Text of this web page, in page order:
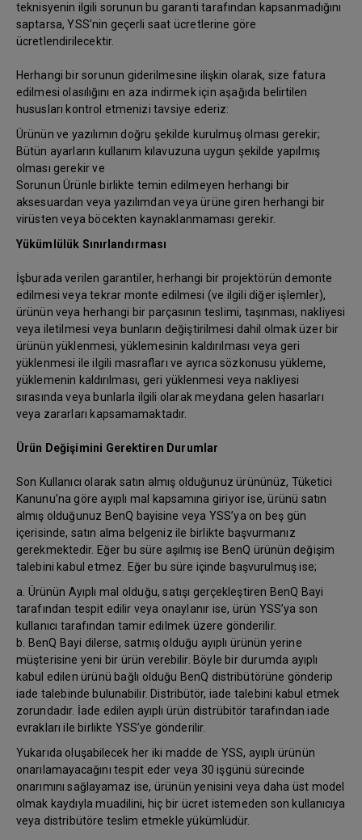
teknisyenin ilgili sorunun bu garanti tarafından kapsanmadığını
saptarsa, YSS’nin geçerli saat ücretlerine göre
ücretlendirilecektir.
Herhangi bir sorunun giderilmesine ilişkin olarak, size fatura
edilmesi olasılığını en aza indirmek için aşağıda belirtilen
hususları kontrol etmenizi tavsiye ederiz:
Ürünün ve yazılımın doğru şekilde kurulmuş olması gerekir;
Bütün ayarların kullanım kılavuzuna uygun şekilde yapılmış
olması gerekir ve
Sorunun Ürünle birlikte temin edilmeyen herhangi bir
aksesuardan veya yazılımdan veya ürüne giren herhangi bir
virüsten veya böcekten kaynaklanmaması gerekir.
Yükümlülük Sınırlandırması
İşburada verilen garantiler, herhangi bir projektörün demonte
edilmesi veya tekrar monte edilmesi (ve ilgili diğer işlemler),
ürünün veya herhangi bir parçasının teslimi, taşınması, nakliyesi
veya iletilmesi veya bunların değiştirilmesi dahil olmak üzer bir
ürünün yüklenmesi, yüklemesinin kaldırılması veya geri
yüklenmesi ile ilgili masrafları ve ayrıca sözkonusu yükleme,
yüklemenin kaldırılması, geri yüklenmesi veya nakliyesi
sırasında veya bunlarla ilgili olarak meydana gelen hasarları
veya zararları kapsamamaktadır.
Ürün Değişimini Gerektiren Durumlar
Son Kullanıcı olarak satın almış olduğunuz ürününüz, Tüketici
Kanunu’na göre ayıplı mal kapsamına giriyor ise, ürünü satın
almış olduğunuz BenQ bayisine veya YSS’ya on beş gün
içerisinde, satın alma belgeniz ile birlikte başvurmanız
gerekmektedir. Eğer bu süre aşılmış ise BenQ ürünün değişim
talebini kabul etmez. Eğer bu süre içinde başvurulmuş ise;
a. Ürünün Ayıplı mal olduğu, satışı gerçekleştiren BenQ Bayi
tarafından tespit edilir veya onaylanır ise, ürün YSS’ya son
kullanıcı tarafından tamir edilmek üzere gönderilir.
b. BenQ Bayi dilerse, satmış olduğu ayıplı ürünün yerine
müşterisine yeni bir ürün verebilir. Böyle bir durumda ayıplı
kabul edilen ürünü bağlı olduğu BenQ distribütörüne gönderip
iade talebinde bulunabilir. Distribütör, iade talebini kabul etmek
zorundadır. İade edilen ayıplı ürün distrübitör tarafından iade
evrakları ile birlikte YSS’ye gönderilir.
Yukarıda oluşabilecek her iki madde de YSS, ayıplı ürünün
onarılamayacağını tespit eder veya 30 işgünü sürecinde
onarımını sağlayamaz ise, ürünün yenisini veya daha üst model
olmak kaydıyla muadilini, hiç bir ücret istemeden son kullanıcıya
veya distribütöre teslim etmekle yükümlüdür.